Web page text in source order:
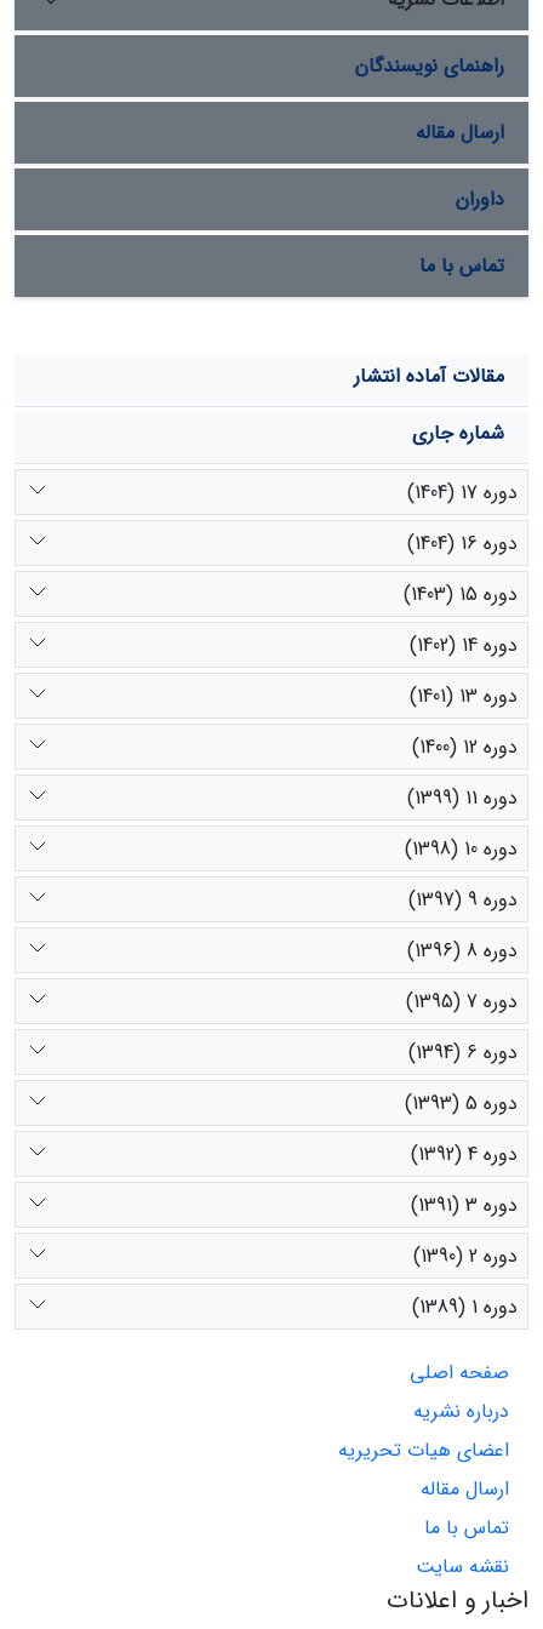
نانومتر بودند. بر اساس آنالیز
، عامل احتمالی احیاء یون
هایCdSو تبدیل آن به کوانتوم داتها، فنول­ها و گروه های
عاملی مختلف موجود در فیسالیس می باشد.
راهنمای نویسندگان
ارسال مقاله
داوران
تماس با ما
مقالات آماده انتشار
شماره جاری
دوره 17 (1404)
دوره 16 (1404)
دوره 15 (1403)
دوره 14 (1402)
دوره 13 (1401)
دوره 12 (1400)
دوره 11 (1399)
دوره 10 (1398)
دوره 9 (1397)
دوره 8 (1396)
دوره 7 (1395)
دوره 6 (1394)
دوره 5 (1393)
دوره 4 (1392)
دوره 3 (1391)
دوره 2 (1390)
دوره 1 (1389)
صفحه اصلی
درباره نشریه
اعضای هیات تحریریه
ارسال مقاله
تماس با ما
نقشه سایت
اخبار و اعلانات